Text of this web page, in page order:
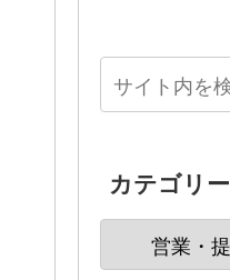
カテゴリー